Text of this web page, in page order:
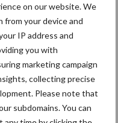
on our website. We
from your device and
IP address and
you with
marketing campaign
collecting precise
Please note that
subdomains. You can
Ligbox &
Voerhekken